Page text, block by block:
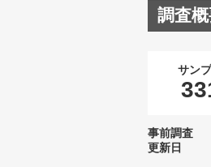
調査
サン
事前調査
更新日